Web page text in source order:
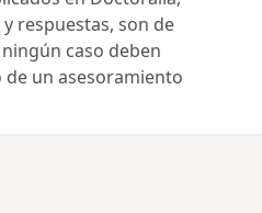
respuestas, son de
caso deben
un asesoramiento